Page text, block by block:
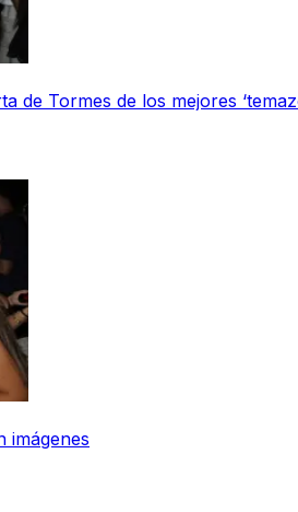
de Tormes de los mejores
imágenes